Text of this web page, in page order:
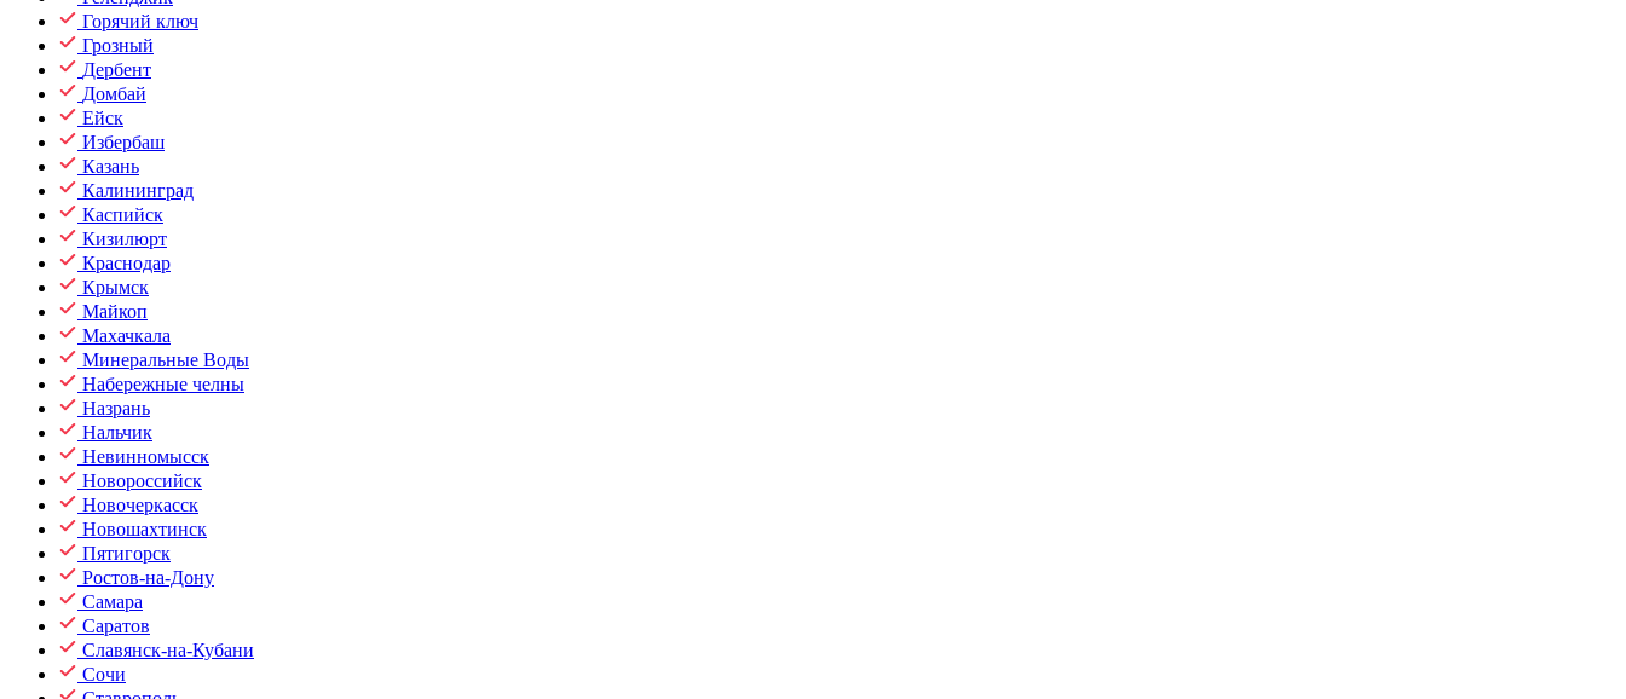
Горячий ключ
Грозный
Дербент
Домбай
Ейск
Избербаш
Казань
Калининград
Каспийск
Кизилюрт
Краснодар
Крымск
Майкоп
Махачкала
Минеральные Воды
Набережные челны
Назрань
Нальчик
Невинномысск
Новороссийск
Новочеркасск
Новошахтинск
Пятигорск
Ростов-на-Дону
Самара
Саратов
Славянск-на-Кубани
Сочи